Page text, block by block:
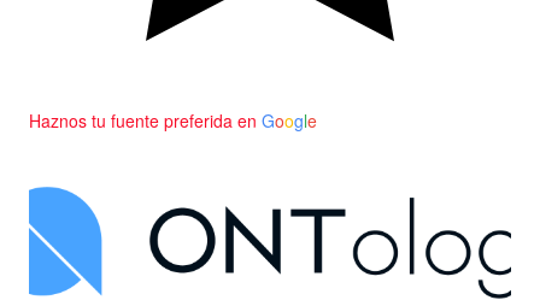
Haznos tu fuente preferida en Google